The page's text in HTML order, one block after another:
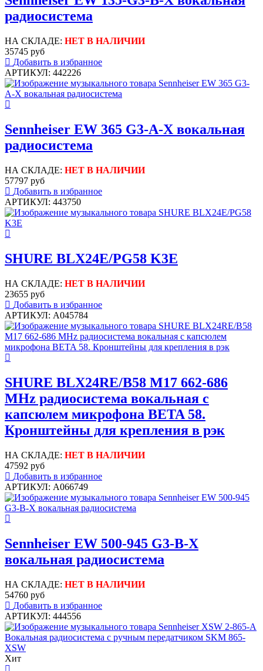
радиосистема
НА СКЛАДЕ: НЕТ В НАЛИЧИИ
35745 руб
Добавить в избранное
АРТИКУЛ: 442226
Sennheiser EW 365 G3-A-X вокальная
радиосистема
НА СКЛАДЕ: НЕТ В НАЛИЧИИ
57797 руб
Добавить в избранное
АРТИКУЛ: 443750
SHURE BLX24E/PG58 K3E
НА СКЛАДЕ: НЕТ В НАЛИЧИИ
23655 руб
Добавить в избранное
АРТИКУЛ: A045784
SHURE BLX24RE/B58 M17 662-686
MHz радиосистема вокальная с
капсюлем микрофона BETA 58.
Кронштейны для крепления в рэк
НА СКЛАДЕ: НЕТ В НАЛИЧИИ
47592 руб
Добавить в избранное
АРТИКУЛ: A066749
Sennheiser EW 500-945 G3-B-X
вокальная радиосистема
НА СКЛАДЕ: НЕТ В НАЛИЧИИ
54760 руб
Добавить в избранное
АРТИКУЛ: 444556
Хит